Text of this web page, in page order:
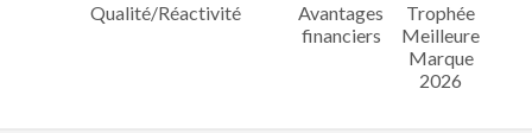
Qualité/Réactivité
Avantages
financiers
Trophée
Meilleure
Marque
2026